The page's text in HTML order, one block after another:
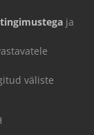
ja
väliste